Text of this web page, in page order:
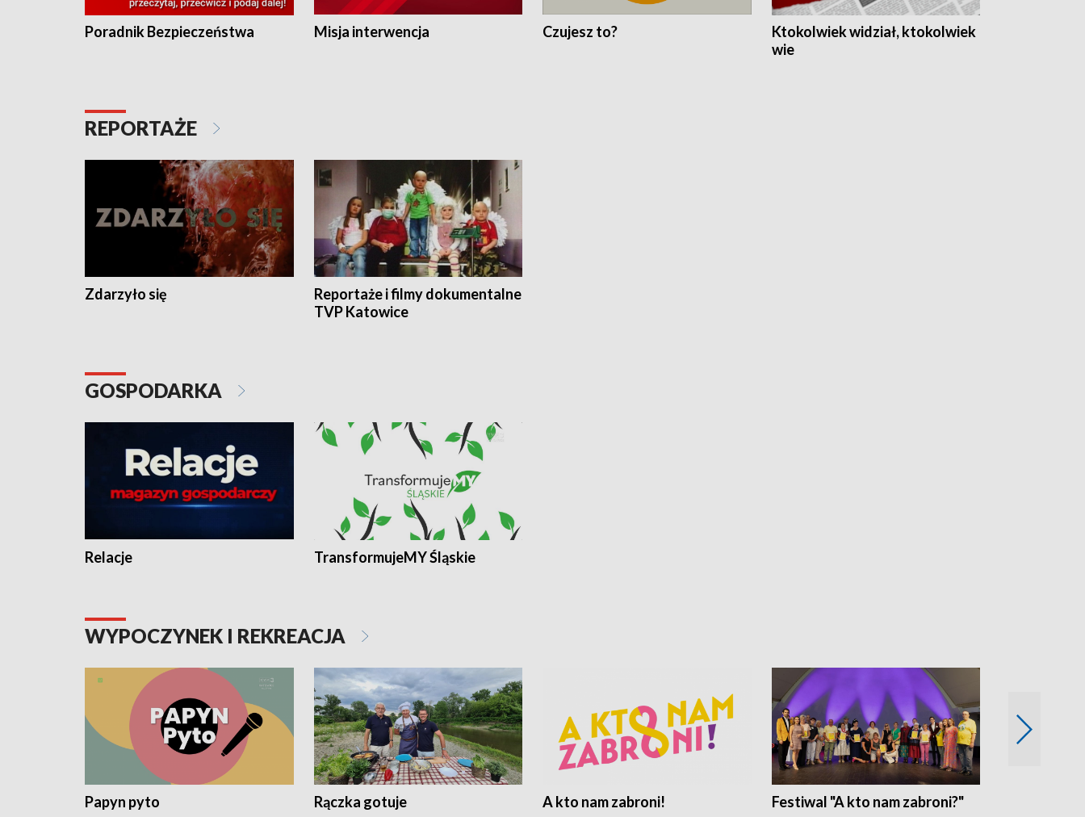
Poradnik Bezpieczeństwa Misja interwencja Czujesz to?
Ktokolwiek widział, ktokolwiek
wie
REPORTAŻE
Zdarzyło się
Reportaże i filmy dokumentalne
TVP Katowice
GOSPODARKA
Relacje TransformujeMY Śląskie
WYPOCZYNEK I REKREACJA
Papyn pyto Rączka gotuje A kto nam zabroni! Festiwal "A kto nam zabroni?"